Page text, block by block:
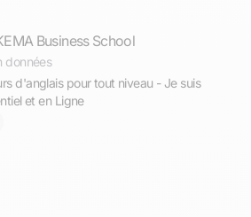
Business School
données
d'anglais pour tout niveau - Je suis
et en Ligne